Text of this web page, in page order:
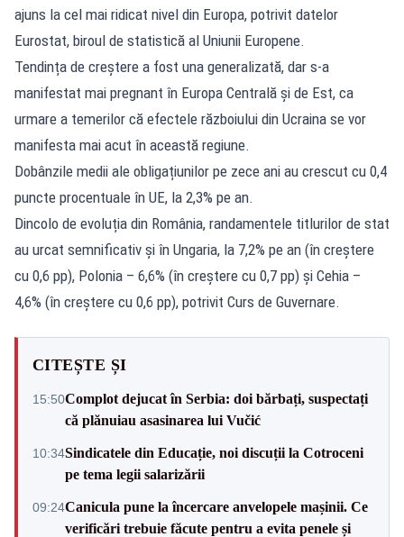
ajuns la cel mai ridicat nivel din Europa, potrivit datelor
Eurostat, biroul de statistică al Uniunii Europene.
Tendința de creștere a fost una generalizată, dar s-a
manifestat mai pregnant în Europa Centrală și de Est, ca
urmare a temerilor că efectele războiului din Ucraina se vor
manifesta mai acut în această regiune.
Dobânzile medii ale obligațiunilor pe zece ani au crescut cu 0,4
puncte procentuale în UE, la 2,3% pe an.
Dincolo de evoluția din România, randamentele titlurilor de stat
au urcat semnificativ și în Ungaria, la 7,2% pe an (în creștere
cu 0,6 pp), Polonia – 6,6% (în creștere cu 0,7 pp) și Cehia –
4,6% (în creștere cu 0,6 pp), potrivit Curs de Guvernare.
CITEȘTE ȘI
15:50Complot dejucat în Serbia: doi bărbați, suspectați
că plănuiau asasinarea lui Vučić
10:34Sindicatele din Educație, noi discuții la Cotroceni
pe tema legii salarizării
09:24Canicula pune la încercare anvelopele mașinii. Ce
verificări trebuie făcute pentru a evita penele și